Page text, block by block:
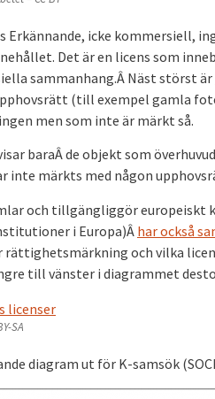
Erkännande, icke kommersiell,
Det är en licens som
sammanhang.Â Näst störst är
(till exempel gamla
men som inte är märkt så.
baraÂ de objekt som
inte märkts med någon
och tillgängliggör europeiskt
i Europa)Â har också
rättighetsmärkning och vilka
till vänster i diagrammet
SA
diagram ut för K-samsök